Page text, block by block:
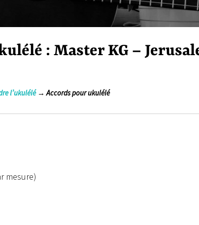
: Master KG –
l’ukulélé→ Accords pour ukulélé
mesure)